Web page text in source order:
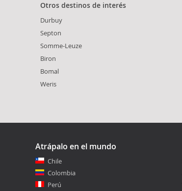
Otros destinos de interés
Durbuy
Septon
Somme-Leuze
Biron
Bomal
Weris
Atrápalo en el mundo
Chile
Colombia
Perú